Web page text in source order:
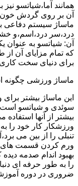
همانند آما،شیاتسو
آن بر روی گردش
ماساژ سیستم دفاعی
درد،سر درد،اسم،و
آن: شیاتسو به
که تمام مزایای آن از
برای دنیای سخت
ماساژ ورزشی چگونه
این ماساژ بیشتر برای
سوئدی و شیاتسو
بیشتر از آنها
ورزشکار کار خود را
تنبلی را از بین می
ورم کردن قسمت های
بهبود اندام صدمه
را به طور حرفه ای
ضروری در دوره